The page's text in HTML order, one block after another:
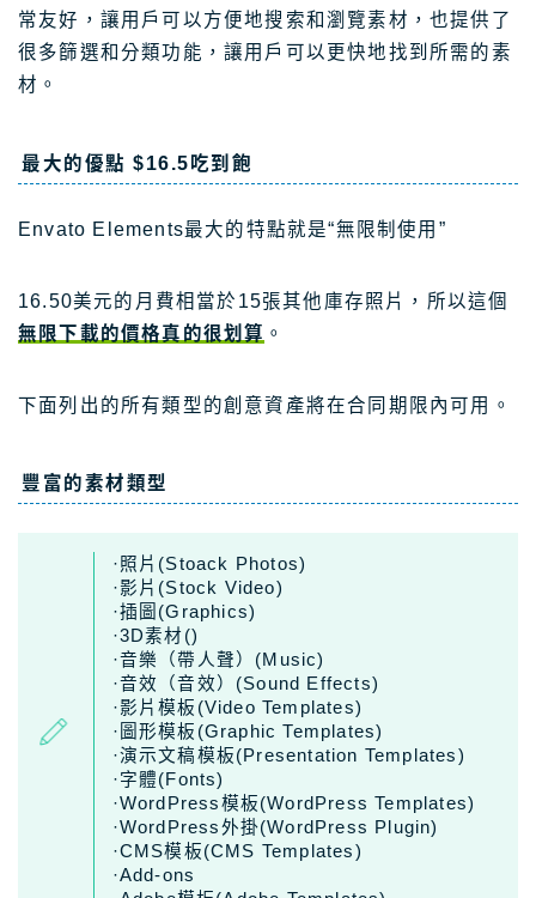
常友好，讓用戶可以方便地搜索和瀏覽素材，也提供了
很多篩選和分類功能，讓用戶可以更快地找到所需的素
材。
最大的優點 $16.5吃到飽
Envato Elements最大的特點就是“無限制使用”
16.50美元的月費相當於15張其他庫存照片，所以這個
無限下載的價格真的很划算 。
下面列出的所有類型的創意資產將在合同期限內可用。
豐富的素材類型
·照片(Stoack Photos)
·影片(Stock Video)
·插圖(Graphics)
·3D素材()
·音樂（帶人聲）(Music)
·音效（音效）(Sound Effects)
·影片模板(Video Templates)
·圖形模板(Graphic Templates)
·演示文稿模板(Presentation Templates)
·字體(Fonts)
·WordPress模板(WordPress Templates)
·WordPress外掛(WordPress Plugin)
·CMS模板(CMS Templates)
·Add-ons